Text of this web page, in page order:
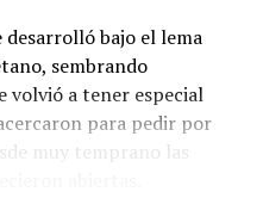
desarrolló bajo el lema
sembrando
volvió a tener especial
para pedir por
muy temprano las